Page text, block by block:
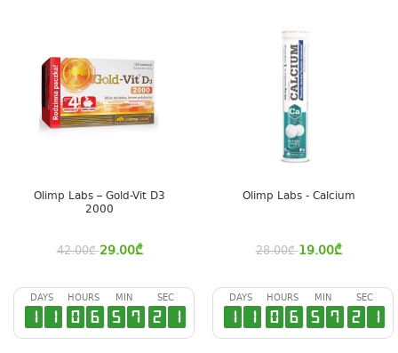
Olimp Labs – Gold-Vit D3
2000
42.00₾ 29.00₾
Olimp Labs - Calcium
28.00₾ 19.00₾
DAYS
1 1
HOURS
0 6
MIN
5 7
SEC
2 0
DAYS
1 1
HOURS
0 6
MIN
5 7
SEC
2 0